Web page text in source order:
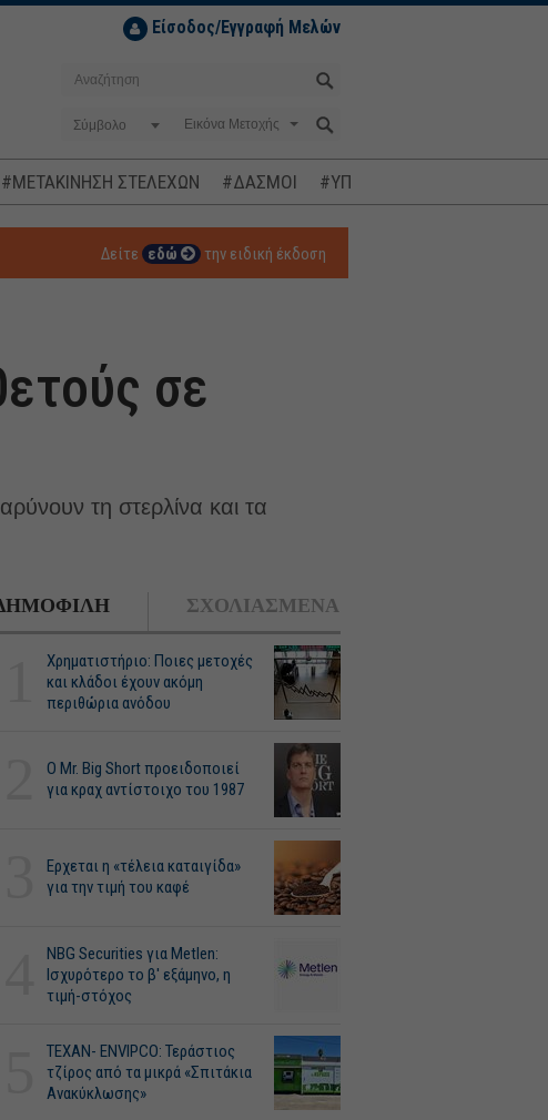
Είσοδος/Εγγραφή Μελών
Σύμβολο
#ΜΕΤΑΚΙΝΗΣΗ ΣΤΕΛΕΧΩΝ #ΔΑΣΜΟΙ #ΥΠΟΚΛΟΠΕΣ
Δείτε εδώ την ειδική έκδοση
σε
τη στερλίνα και τα
ΣΧΟΛΙΑΣΜΕΝΑ
Χρηματιστήριο: Ποιες μετοχές
και κλάδοι έχουν ακόμη
περιθώρια ανόδου
O Mr. Big Short προειδοποιεί
για κραχ αντίστοιχο του 1987
Ερχεται η «τέλεια καταιγίδα»
για την τιμή του καφέ
NBG Securities για Metlen:
Ισχυρότερο το β' εξάμηνο, η
τιμή-στόχος
ΤΕΧΑΝ- ENVIPCO: Τεράστιος
τζίρος από τα μικρά «Σπιτάκια
Ανακύκλωσης»